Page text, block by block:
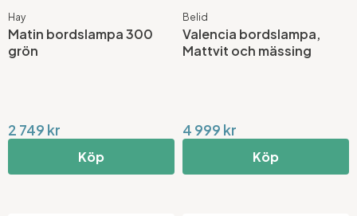
Hay
Matin bordslampa 300
grön
2 749 kr
Köp
Belid
Valencia bordslampa,
Mattvit och mässing
4 999 kr
Köp